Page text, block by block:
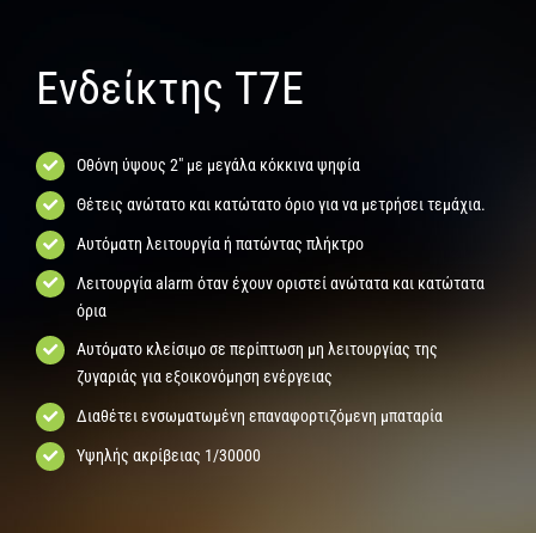
Ενδείκτης Τ7Ε
Οθόνη ύψους 2″ με μεγάλα κόκκινα ψηφία
Θέτεις ανώτατο και κατώτατο όριο για να μετρήσει τεμάχια.
Αυτόματη λειτουργία ή πατώντας πλήκτρο
Λειτουργία alarm όταν έχουν οριστεί ανώτατα και κατώτατα
όρια
Αυτόματο κλείσιμο σε περίπτωση μη λειτουργίας της
ζυγαριάς για εξοικονόμηση ενέργειας
Διαθέτει ενσωματωμένη επαναφορτιζόμενη μπαταρία
Υψηλής ακρίβειας 1/30000